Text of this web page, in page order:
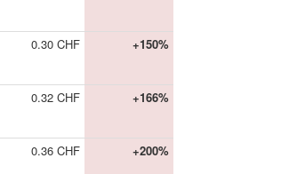
0.30 CHF +150%
0.32 CHF +166%
0.36 CHF +200%